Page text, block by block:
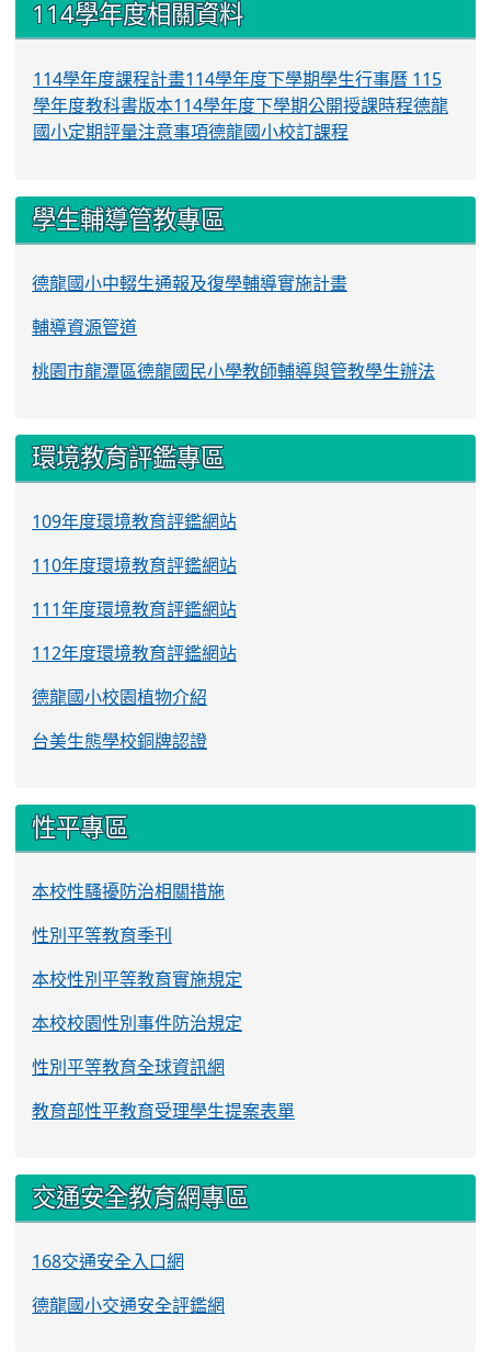
114學年度相關資料
114學年度課程計畫114學年度下學期學生行事曆 115
學年度教科書版本114學年度下學期公開授課時程德龍
國小定期評量注意事項德龍國小校訂課程
學生輔導管教專區
德龍國小中輟生通報及復學輔導實施計畫
輔導資源管道
桃園市龍潭區德龍國民小學教師輔導與管教學生辦法
環境教育評鑑專區
109年度環境教育評鑑網站
110年度環境教育評鑑網站
111年度環境教育評鑑網站
112年度環境教育評鑑網站
德龍國小校園植物介紹
台美生態學校銅牌認證
性平專區
本校性騷擾防治相關措施
性別平等教育季刊
本校性別平等教育實施規定
本校校園性別事件防治規定
性別平等教育全球資訊網
教育部性平教育受理學生提案表單
交通安全教育網專區
168交通安全入口網
德龍國小交通安全評鑑網